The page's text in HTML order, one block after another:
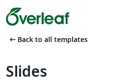
arrow_left_alt Back to all templates
Slides